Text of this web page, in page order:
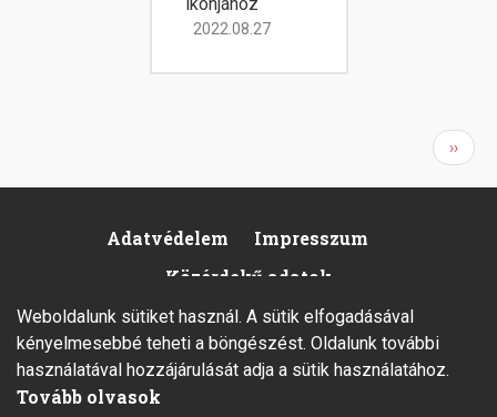
ikonjához
2022.08.27
oldal
››
Footer
Adatvédelem
Impresszum
Közérdekű adatok
Weboldalunk sütiket használ. A sütik elfogadásával
kényelmesebbé teheti a böngészést. Oldalunk további
használatával hozzájárulását adja a sütik használatához.
Tovább olvasok